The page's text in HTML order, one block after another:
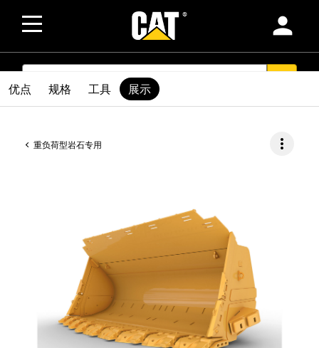
person
SEARCH
重负荷型岩石专用 more_vert
优点 规格 工具 展示